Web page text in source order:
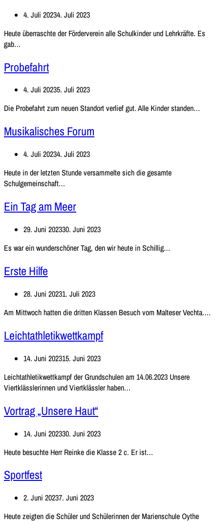
4. Juli 20234. Juli 2023
Heute überraschte der Förderverein alle Schulkinder und Lehrkräfte. Es
gab…
Probefahrt
4. Juli 20235. Juli 2023
Die Probefahrt zum neuen Standort verlief gut. Alle Kinder standen…
Musikalisches Forum
4. Juli 20234. Juli 2023
Heute in der letzten Stunde versammelte sich die gesamte
Schulgemeinschaft…
Ein Tag am Meer
29. Juni 202330. Juni 2023
Es war ein wunderschöner Tag, den wir heute in Schillig…
Erste Hilfe
28. Juni 20231. Juli 2023
Am Mittwoch hatten die dritten Klassen Besuch vom Malteser Vechta.…
Leichtathletikwettkampf
14. Juni 202315. Juni 2023
Leichtathletikwettkampf der Grundschulen am 14.06.2023 Unsere
Viertklässlerinnen und Viertklässler haben…
Vortrag „Unsere Haut“
14. Juni 202330. Juni 2023
Heute besuchte Herr Reinke die Klasse 2 c. Er ist…
Sportfest
2. Juni 20237. Juni 2023
Heute zeigten die Schüler und Schülerinnen der Marienschule Oythe